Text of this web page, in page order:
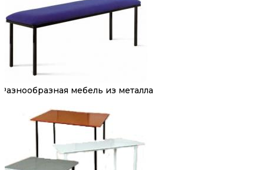
Разнообразная мебель из металла